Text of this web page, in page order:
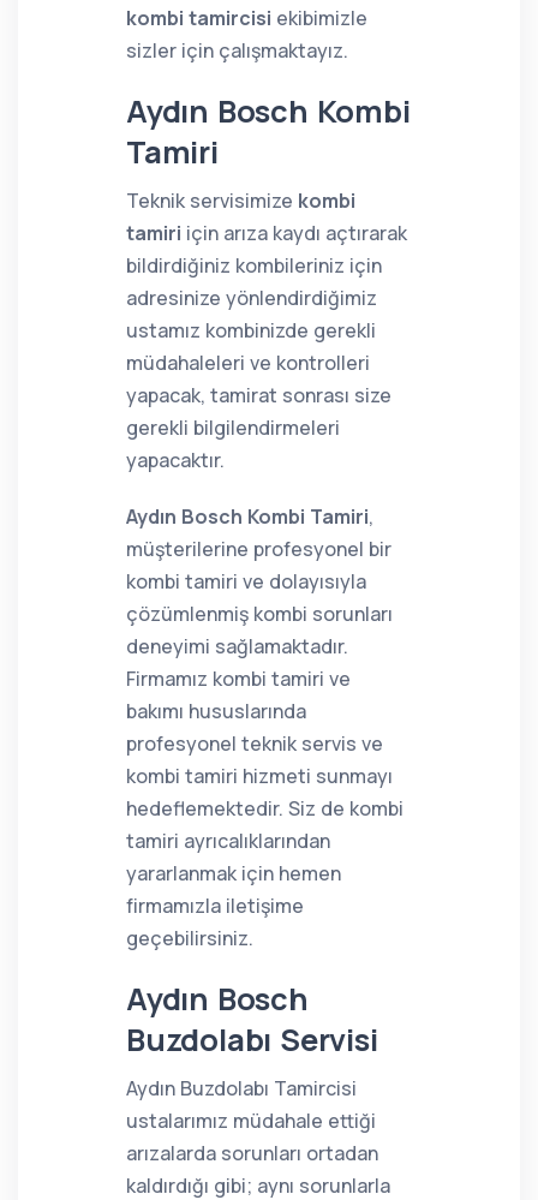
kombi tamircisi ekibimizle
sizler için çalışmaktayız.
Aydın Bosch Kombi
Tamiri
Teknik servisimize kombi
tamiri için arıza kaydı açtırarak
bildirdiğiniz kombileriniz için
adresinize yönlendirdiğimiz
ustamız kombinizde gerekli
müdahaleleri ve kontrolleri
yapacak, tamirat sonrası size
gerekli bilgilendirmeleri
yapacaktır.
Aydın Bosch Kombi Tamiri,
müşterilerine profesyonel bir
kombi tamiri ve dolayısıyla
çözümlenmiş kombi sorunları
deneyimi sağlamaktadır.
Firmamız kombi tamiri ve
bakımı hususlarında
profesyonel teknik servis ve
kombi tamiri hizmeti sunmayı
hedeflemektedir. Siz de kombi
tamiri ayrıcalıklarından
yararlanmak için hemen
firmamızla iletişime
geçebilirsiniz.
Aydın Bosch
Buzdolabı Servisi
Aydın Buzdolabı Tamircisi
ustalarımız müdahale ettiği
arızalarda sorunları ortadan
kaldırdığı gibi; aynı sorunlarla